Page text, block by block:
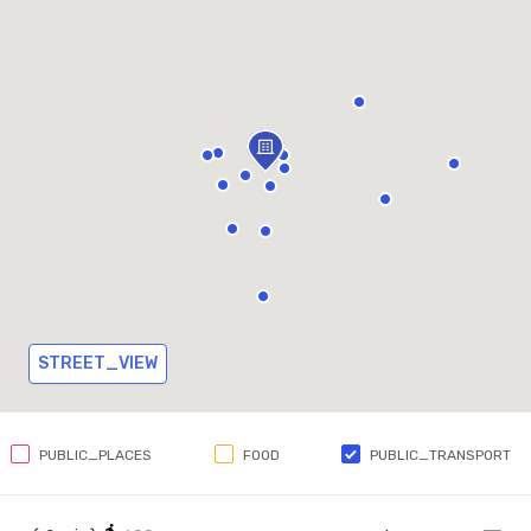
STREET_VIEW
PUBLIC_PLACES FOOD PUBLIC_TRANSPORT